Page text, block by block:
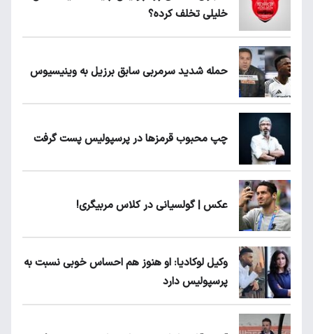
خلیلی تخلف کرده؟
حمله شدید سرمربی سابق برزیل به وینیسیوس
چپ محبوب قرمزها در پرسپولیس پست گرفت
عکس | گولسیانی در کلاس مربیگری!
وکیل لوکادیا: او هنوز هم احساس خوبی نسبت به
پرسپولیس دارد